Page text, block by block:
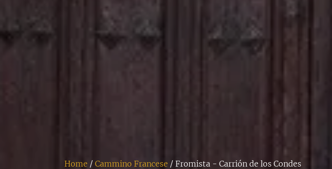
Home / Cammino Francese / Fromista - Carrión de los Condes